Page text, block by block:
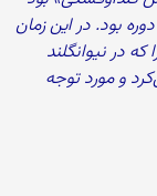
بود. در این زمان
در نیوانگلند
و مورد توجه